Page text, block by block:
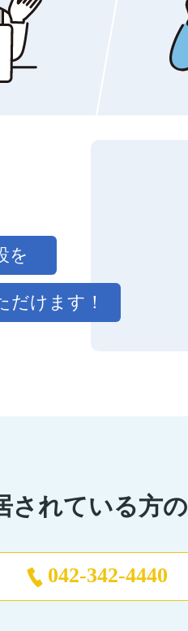
を
だけます！
されている方の
042-342-4440